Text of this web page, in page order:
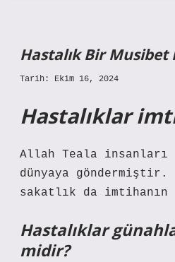
Hastalık Bir Musibet
Tarih: Ekim 16, 2024
Hastalıklar
Allah Teala
dünyaya göndermiştir.
sakatlık da imtihanın
Hastalıklar
midir?